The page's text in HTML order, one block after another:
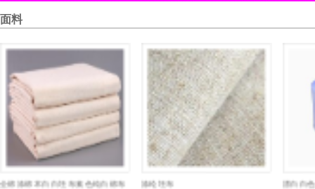
面料
全棉涤棉本白白坯布素色纯白棉布
涤纶坯布
漂白白